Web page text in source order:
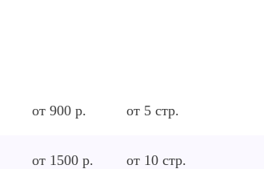
от 900 р. от 5стр.
от 1500 р. от 10стр.